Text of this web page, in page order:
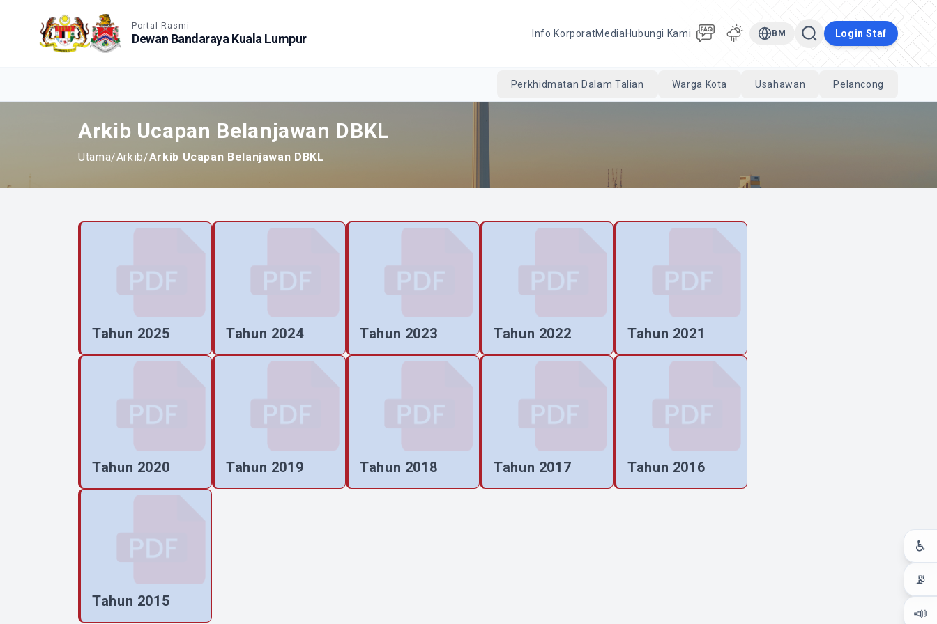
Portal Rasmi
Dewan Bandaraya Kuala Lumpur Info KorporatMedia Hubungi Kami BM Login Staf
Perkhidmatan Dalam Talian Warga Kota Usahawan Pelancong
♿
📡
📣
Arkib Ucapan Belanjawan DBKL
Utama/Arkib/Arkib Ucapan Belanjawan DBKL
Tahun 2025 Tahun 2024 Tahun 2023 Tahun 2022 Tahun 2021
Tahun 2020 Tahun 2019 Tahun 2018 Tahun 2017 Tahun 2016
Tahun 2015